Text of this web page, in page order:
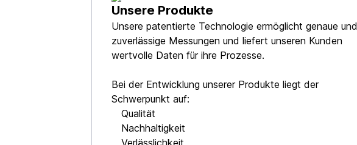
Unsere Produkte
Unsere patentierte Technologie ermöglicht genaue und
zuverlässige Messungen und liefert unseren Kunden
wertvolle Daten für ihre Prozesse.
Bei der Entwicklung unserer Produkte liegt der
Schwerpunkt auf:
Qualität
Nachhaltigkeit
Verlässlichkeit